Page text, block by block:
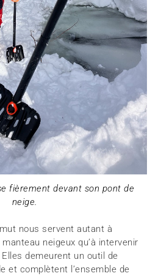
fièrement devant son pont de
neige.
nous servent autant à
neigeux qu’à intervenir
demeurent un outil de
et complètent l’ensemble de